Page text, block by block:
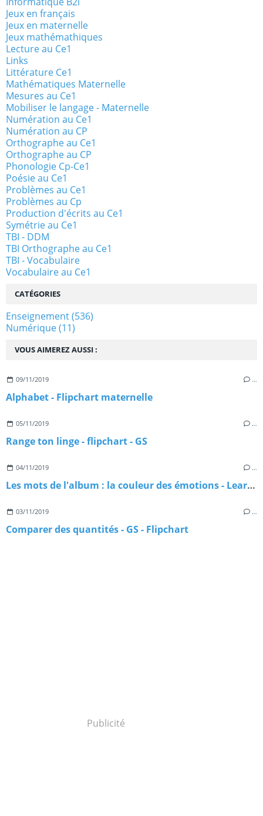
VOUS AIMEREZ AUSSI :
09/11/2019 …
Alphabet - Flipchart maternelle
05/11/2019 …
Range ton linge - flipchart - GS
04/11/2019 …
Les mots de l'album : la couleur des émotions - Learningapps
03/11/2019 …
Comparer des quantités - GS - Flipchart
Jeux en français
Jeux en maternelle
Jeux mathémathiques
Lecture au Ce1
Links
Littérature Ce1
Mathématiques Maternelle
Mesures au Ce1
Mobiliser le langage - Maternelle
Numération au Ce1
Numération au CP
Orthographe au Ce1
Orthographe au CP
Phonologie Cp-Ce1
Poésie au Ce1
Problèmes au Ce1
Problèmes au Cp
Production d'écrits au Ce1
Symétrie au Ce1
TBI - DDM
TBI Orthographe au Ce1
TBI - Vocabulaire
Vocabulaire au Ce1
CATÉGORIES
Enseignement(536)
Numérique(11)
Publicité